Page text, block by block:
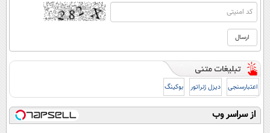
اعتبارسنجی دیزل ژنراتور بوکینگ
از سراسر وب